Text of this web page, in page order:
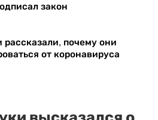
закон
рассказали, почему они
от коронавируса